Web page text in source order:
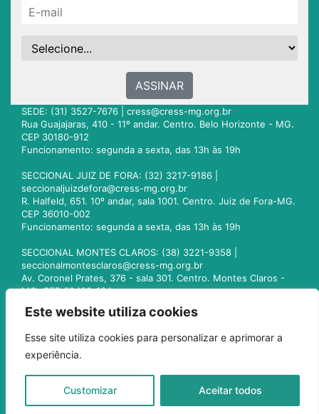
Este website utiliza cookies
Esse site utiliza cookies para personalizar e aprimorar a
experiência.
Customizar Aceitar todos
ASSINAR
SEDE: (31) 3527-7676 | cress@cress-mg.org.br
Rua Guajajaras, 410 - 11º andar. Centro. Belo Horizonte - MG.
CEP 30180-912
Funcionamento: segunda a sexta, das 13h às 19h
SECCIONAL JUIZ DE FORA: (32) 3217-9186 |
seccionaljuizdefora@cress-mg.org.br
R. Halfeld, 651. 10º andar, sala 1001. Centro. Juiz de Fora-MG.
CEP 36010-002
Funcionamento: segunda a sexta, das 13h às 19h
SECCIONAL MONTES CLAROS: (38) 3221-9358 |
seccionalmontesclaros@cress-mg.org.br
Av. Coronel Prates, 376 - sala 301. Centro. Montes Claros -
MG. CEP 39400-104
seccionaluberlandia@cress-mg.org.br
Av. Afonso Pena, 547 - sala 101. Uberlândia - MG. CEP